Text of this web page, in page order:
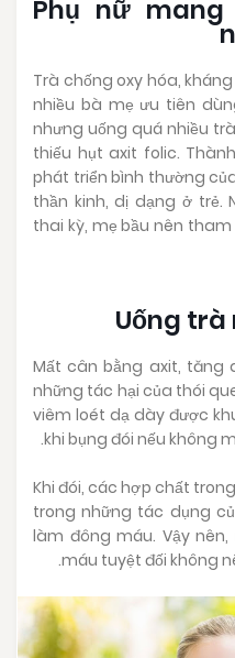
Phụ nữ
Trà chống oxy hóa,
nhiều bà mẹ ưu tiên
nhưng uống quá nhiều
thiếu hụt axit folic.
phát triển bình thường
thần kinh, dị dạng ở trẻ.
thai kỳ, mẹ bầu nên tham
Uống trà
Mất cân bằng axit, tăng
những tác hại của thói
viêm loét dạ dày được
khi bụng đói nếu không
Khi đói, các hợp chất
trong những tác dụng
làm đông máu. Vậy
máu tuyệt đối không